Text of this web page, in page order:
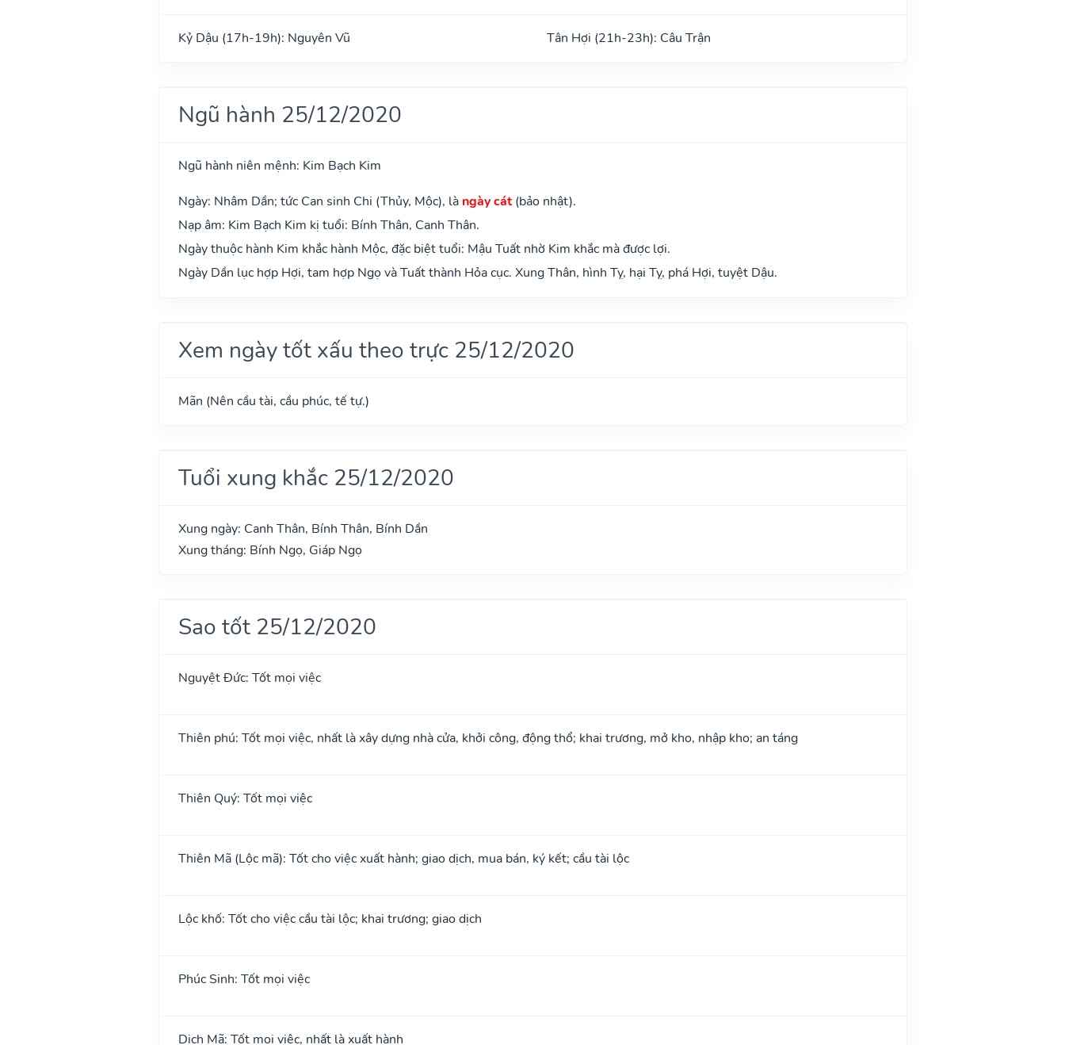
Kỷ Dậu (17h-19h): Nguyên Vũ Tân Hợi (21h-23h): Câu Trận
Ngũ hành 25/12/2020
Ngũ hành niên mệnh: Kim Bạch Kim
Ngày: Nhâm Dần; tức Can sinh Chi (Thủy, Mộc), là ngày cát(bảo nhật).
Nạp âm: Kim Bạch Kim kị tuổi: Bính Thân, Canh Thân.
Ngày thuộc hành Kim khắc hành Mộc, đặc biệt tuổi: Mậu Tuất nhờ Kim khắc mà được lợi.
Ngày Dần lục hợp Hợi, tam hợp Ngọ và Tuất thành Hỏa cục. Xung Thân, hình Tỵ, hại Tỵ, phá Hợi, tuyệt Dậu.
Xem ngày tốt xấu theo trực 25/12/2020
Mãn (Nên cầu tài, cầu phúc, tế tự.)
Tuổi xung khắc 25/12/2020
Xung ngày: Canh Thân, Bính Thân, Bính Dần
Xung tháng: Bính Ngọ, Giáp Ngọ
Sao tốt 25/12/2020
Nguyệt Đức: Tốt mọi việc
Thiên phú: Tốt mọi việc, nhất là xây dựng nhà cửa, khởi công, động thổ; khai trương, mở kho, nhập kho; an táng
Thiên Quý: Tốt mọi việc
Thiên Mã (Lộc mã): Tốt cho việc xuất hành; giao dịch, mua bán, ký kết; cầu tài lộc
Lộc khố: Tốt cho việc cầu tài lộc; khai trương; giao dịch
Phúc Sinh: Tốt mọi việc
Dịch Mã: Tốt mọi việc, nhất là xuất hành